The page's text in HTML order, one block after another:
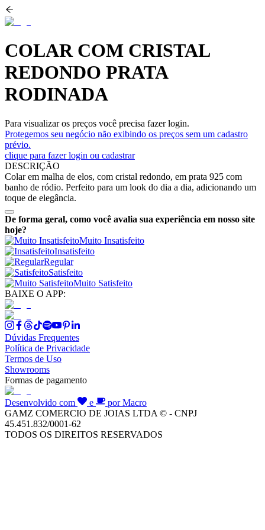
COLAR COM CRISTAL
REDONDO PRATA
RODINADA
Para visualizar os preços você precisa fazer login.
Protegemos seu negócio não exibindo os preços sem um cadastro
prévio.
clique para fazer login ou cadastrar
DESCRIÇÃO
Colar em malha de elos, com cristal redondo, em prata 925 com
banho de ródio. Perfeito para um look do dia a dia, adicionando um
toque de elegância.
De forma geral, como você avalia sua experiência em nosso site
hoje?
Muito Insatisfeito
Insatisfeito
Regular
Satisfeito
Muito Satisfeito
BAIXE O APP:
Dúvidas Frequentes
Política de Privacidade
Termos de Uso
Showrooms
Formas de pagamento
Desenvolvido com e
por Macro
GAMZ COMERCIO DE JOIAS LTDA © - CNPJ
45.451.832/0001-62
TODOS OS DIREITOS RESERVADOS